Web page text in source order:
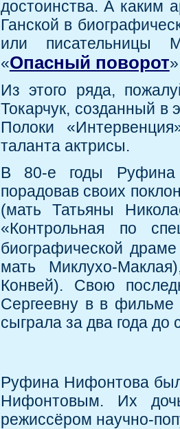
достоинства. А каким
Ганской в
или писательницы
«Опасный поворот
Из этого ряда,
Токарчук, созданный в
Полоки
таланта актрисы.
В 80-е годы Руфина
порадовав своих
(мать Татьяны
«Контрольная по
биографической
мать Миклухо-
Конвей). Свою
Сергеевну в в
сыграла за два года до
Руфина Нифонтова
Нифонтовым. Их
режиссёром научно-